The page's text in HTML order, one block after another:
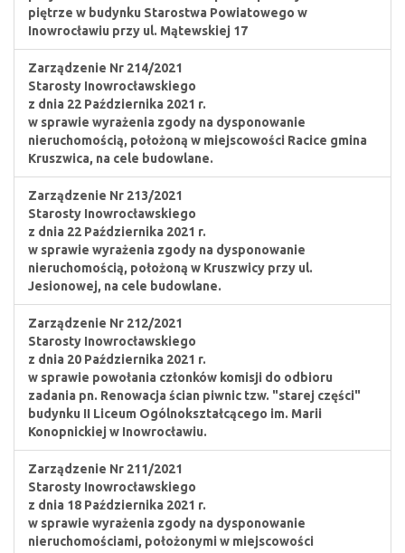
piętrze w budynku Starostwa Powiatowego w
Inowrocławiu przy ul. Mątewskiej 17
Zarządzenie Nr 214/2021
Starosty Inowrocławskiego
z dnia 22 Października 2021 r.
w sprawie wyrażenia zgody na dysponowanie
nieruchomością, położoną w miejscowości Racice gmina
Kruszwica, na cele budowlane.
Zarządzenie Nr 213/2021
Starosty Inowrocławskiego
z dnia 22 Października 2021 r.
w sprawie wyrażenia zgody na dysponowanie
nieruchomością, położoną w Kruszwicy przy ul.
Jesionowej, na cele budowlane.
Zarządzenie Nr 212/2021
Starosty Inowrocławskiego
z dnia 20 Października 2021 r.
w sprawie powołania członków komisji do odbioru
zadania pn. Renowacja ścian piwnic tzw. "starej części"
budynku II Liceum Ogólnokształcącego im. Marii
Konopnickiej w Inowrocławiu.
Zarządzenie Nr 211/2021
Starosty Inowrocławskiego
z dnia 18 Października 2021 r.
w sprawie wyrażenia zgody na dysponowanie
nieruchomościami, położonymi w miejscowości